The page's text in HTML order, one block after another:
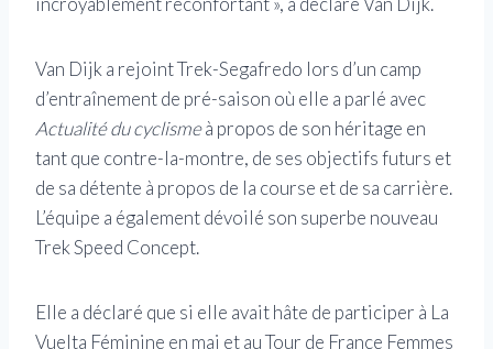
Van Dijk a rejoint Trek-Segafredo lors d’un camp
d’entraînement de pré-saison où elle a parlé avec
Actualité du cyclismeà propos de son héritage en
tant que contre-la-montre, de ses objectifs futurs et
de sa détente à propos de la course et de sa carrière.
L’équipe a également dévoilé son superbe nouveau
Trek Speed ​​Concept.
Elle a déclaré que si elle avait hâte de participer à La
Vuelta Féminine en mai et au Tour de France Femmes